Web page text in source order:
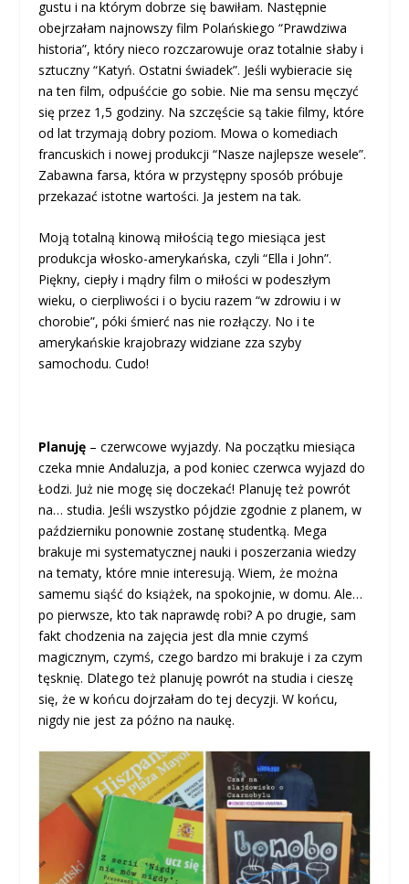
gustu i na którym dobrze się bawiłam. Następnie
obejrzałam najnowszy film Polańskiego “Prawdziwa
historia”, który nieco rozczarowuje oraz totalnie słaby i
sztuczny “Katyń. Ostatni świadek”. Jeśli wybieracie się
na ten film, odpuśćcie go sobie. Nie ma sensu męczyć
się przez 1,5 godziny. Na szczęście są takie filmy, które
od lat trzymają dobry poziom. Mowa o komediach
francuskich i nowej produkcji “Nasze najlepsze wesele”.
Zabawna farsa, która w przystępny sposób próbuje
przekazać istotne wartości. Ja jestem na tak.
Moją totalną kinową miłością tego miesiąca jest
produkcja włosko-amerykańska, czyli “Ella i John”.
Piękny, ciepły i mądry film o miłości w podeszłym
wieku, o cierpliwości i o byciu razem “w zdrowiu i w
chorobie”, póki śmierć nas nie rozłączy. No i te
amerykańskie krajobrazy widziane zza szyby
samochodu. Cudo!
Planuję – czerwcowe wyjazdy. Na początku miesiąca
czeka mnie Andaluzja, a pod koniec czerwca wyjazd do
Łodzi. Już nie mogę się doczekać! Planuję też powrót
na… studia. Jeśli wszystko pójdzie zgodnie z planem, w
październiku ponownie zostanę studentką. Mega
brakuje mi systematycznej nauki i poszerzania wiedzy
na tematy, które mnie interesują. Wiem, że można
samemu siąść do książek, na spokojnie, w domu. Ale…
po pierwsze, kto tak naprawdę robi? A po drugie, sam
fakt chodzenia na zajęcia jest dla mnie czymś
magicznym, czymś, czego bardzo mi brakuje i za czym
tęsknię. Dlatego też planuję powrót na studia i cieszę
się, że w końcu dojrzałam do tej decyzji. W końcu,
nigdy nie jest za późno na naukę.